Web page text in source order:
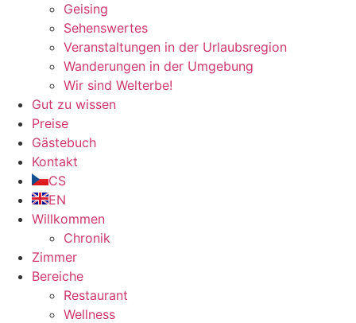
Geising
Sehenswertes
Veranstaltungen in der Urlaubsregion
Wanderungen in der Umgebung
Wir sind Welterbe!
Gut zu wissen
Preise
Gästebuch
Kontakt
CS
EN
Willkommen
Chronik
Zimmer
Bereiche
Restaurant
Wellness